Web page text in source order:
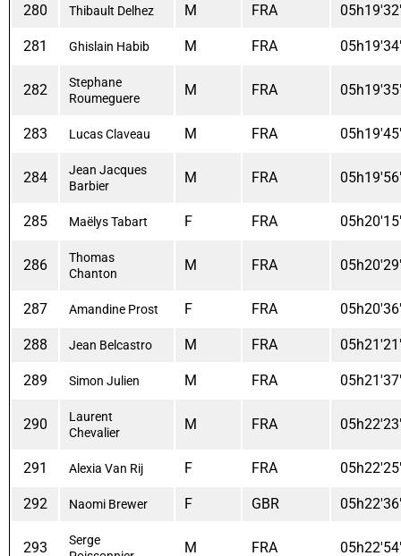
280 Thibault Delhez M FRA
281 Ghislain Habib M FRA
282
Stephane
Roumeguere
M FRA
283 Lucas Claveau M FRA
284
Jean Jacques
Barbier
M FRA
285 Maëlys Tabart F FRA
286
Thomas
Chanton
M FRA
287 Amandine Prost F FRA
288 Jean Belcastro M FRA
289 Simon Julien M FRA
290
Laurent
Chevalier
M FRA
291 Alexia Van Rij F FRA
292 Naomi Brewer F GBR
293
Serge
M FRA